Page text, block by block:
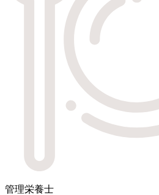
管理栄養士